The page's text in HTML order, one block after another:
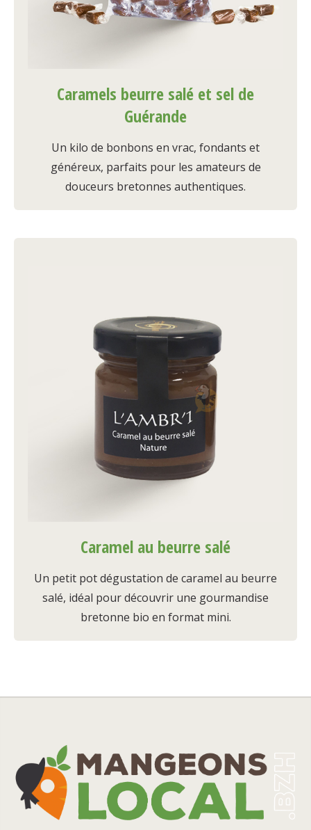
Caramels beurre salé et sel de
Guérande
Un kilo de bonbons en vrac, fondants et
généreux, parfaits pour les amateurs de
douceurs bretonnes authentiques.
Caramel au beurre salé
Un petit pot dégustation de caramel au beurre
salé, idéal pour découvrir une gourmandise
bretonne bio en format mini.